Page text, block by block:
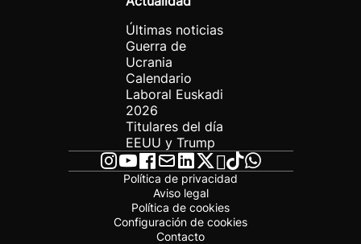
Últimas noticias
Guerra de
Ucrania
Calendario
Laboral Euskadi
2026
Titulares del día
EEUU y Trump
Política de privacidad
Aviso legal
Política de cookies
Configuración de cookies
Contacto